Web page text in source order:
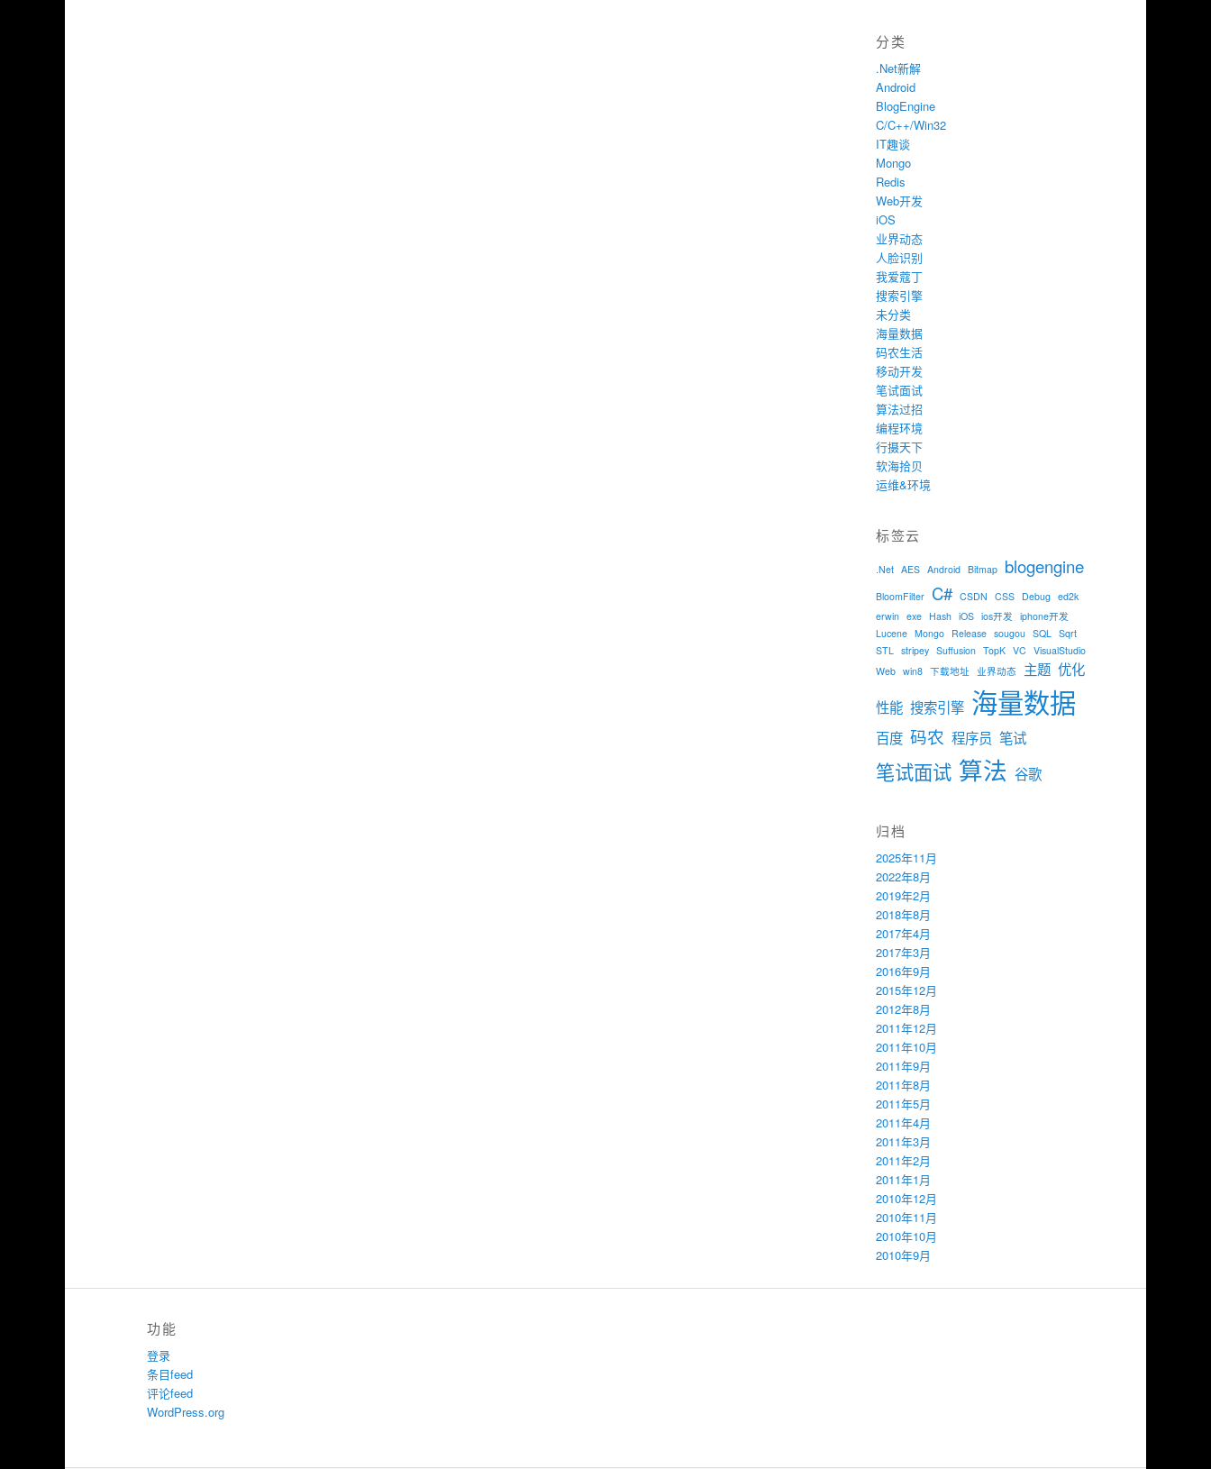
分类
.Net新解
Android
BlogEngine
C/C++/Win32
IT趣谈
Mongo
Redis
Web开发
iOS
业界动态
人脸识别
我爱蔻丁
搜索引擎
未分类
海量数据
码农生活
移动开发
笔试面试
算法过招
编程环境
行摄天下
软海拾贝
运维&环境
标签云
.Net AES Android Bitmap blogengine
BloomFilter C# CSDN CSS Debug ed2k
erwin exe Hash iOS ios开发 iphone开发
Lucene Mongo Release sougou SQL Sqrt
STL stripey Suffusion TopK VC VisualStudio
Web win8 下载地址 业界动态 主题 优化
性能 搜索引擎 海量数据
百度 码农 程序员 笔试
笔试面试 算法 谷歌
归档
2025年11月
2022年8月
2019年2月
2018年8月
2017年4月
2017年3月
2016年9月
2015年12月
2012年8月
2011年12月
2011年10月
2011年9月
2011年8月
2011年5月
2011年4月
2011年3月
2011年2月
2011年1月
2010年12月
2010年11月
2010年10月
2010年9月
功能
登录
条目feed
评论feed
WordPress.org